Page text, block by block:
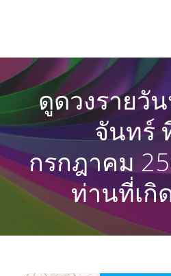
ดูดวงรายวั
จันทร์
กรกฎาคม
ท่านที่เกิ